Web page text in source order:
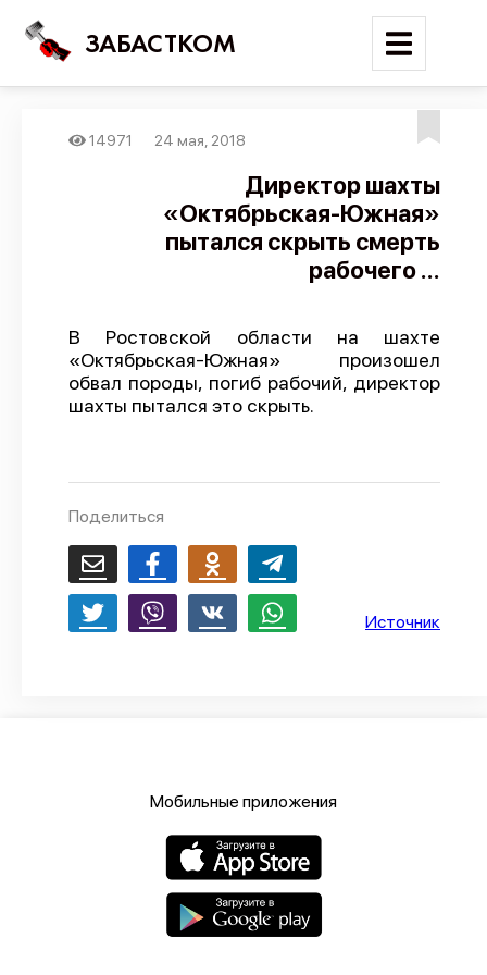
ЗАБАСТКОМ
Поиск
Трудовые конфликты
Отчеты
Предложить публикацию
API
Политика конфиденциальности
14971 24 мая, 2018
Директор шахты
«Октябрьская-Южная»
пытался скрыть смерть
рабочего ...
В Ростовской области на шахте
«Октябрьская-Южная» произошел
обвал породы, погиб рабочий, директор
шахты пытался это скрыть.
Поделиться
Источник
Мобильные приложения